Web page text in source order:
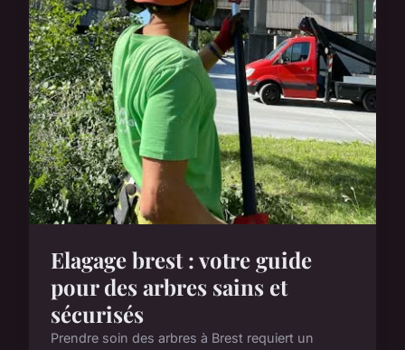
Elagage brest : votre guide
pour des arbres sains et
sécurisés
Prendre soin des arbres à Brest requiert un